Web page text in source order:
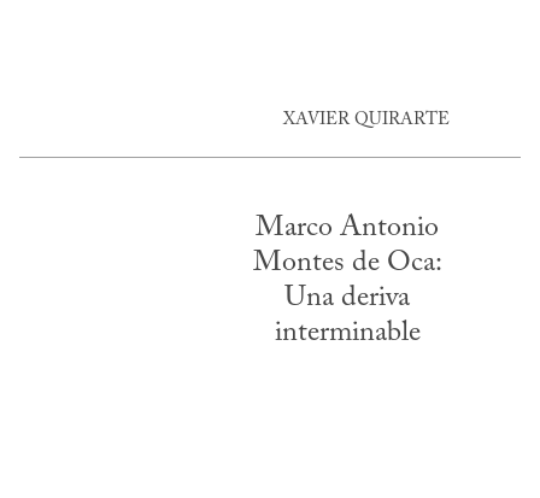
XAVIER QUIRARTE
Marco Antonio
Montes de Oca:
Una deriva
interminable